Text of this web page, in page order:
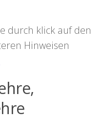
durch klick auf den
Hinweisen